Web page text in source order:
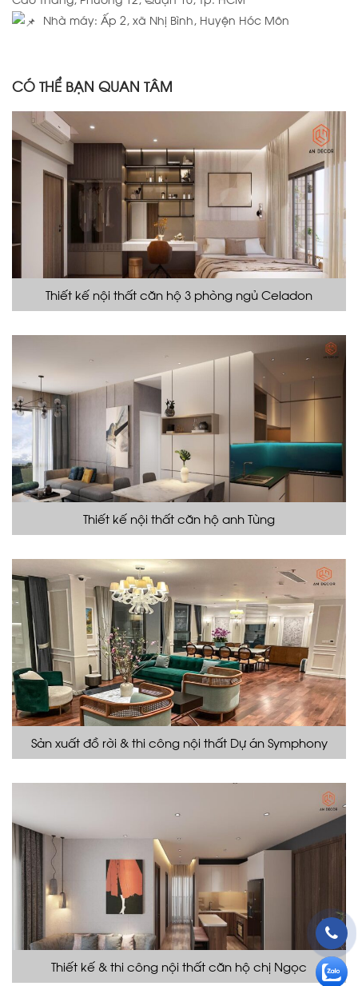
Nhà máy: Ấp 2, xã Nhị Bình, Huyện Hóc Môn
CÓ THỂ BẠN QUAN TÂM
Thiết kế nội thất căn hộ 3 phòng ngủ Celadon
Thiết kế nội thất căn hộ anh Tùng
Sản xuất đồ rời & thi công nội thất Dự án Symphony
Thiết kế & thi công nội thất căn hộ chị Ngọc